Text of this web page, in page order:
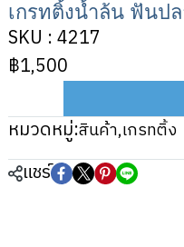
เกรทติ้งน้ำล้น ฟันปล
SKU : 4217
฿1,500
หมวดหมู่:สินค้า,เกรทติ้ง
แชร์